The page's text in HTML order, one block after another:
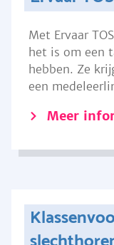
Met Ervaar
het is om een
hebben. Ze
een
Meer